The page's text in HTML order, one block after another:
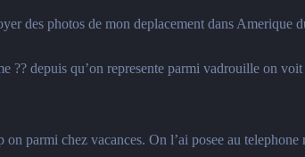
des photos de mon deplacement dans Amerique
?? depuis qu’on represente parmi vadrouille on
parmi chez vacances. On l’ai posee au